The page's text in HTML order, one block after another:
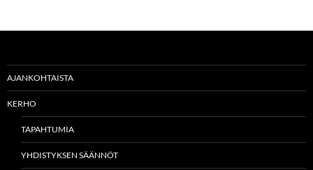
AJANKOHTAISTA
KERHO
TAPAHTUMIA
YHDISTYKSEN SÄÄNNÖT